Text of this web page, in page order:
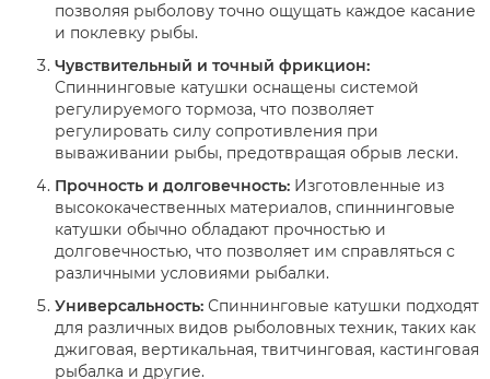
позволяя рыболову точно ощущать каждое касание
и поклевку рыбы.
Чувствительный и точный фрикцион:
Спиннинговые катушки оснащены системой
регулируемого тормоза, что позволяет
регулировать силу сопротивления при
вываживании рыбы, предотвращая обрыв лески.
Прочность и долговечность: Изготовленные из
высококачественных материалов, спиннинговые
катушки обычно обладают прочностью и
долговечностью, что позволяет им справляться с
различными условиями рыбалки.
Универсальность: Спиннинговые катушки подходят
для различных видов рыболовных техник, таких как
джиговая, вертикальная, твитчинговая, кастинговая
рыбалка и другие.